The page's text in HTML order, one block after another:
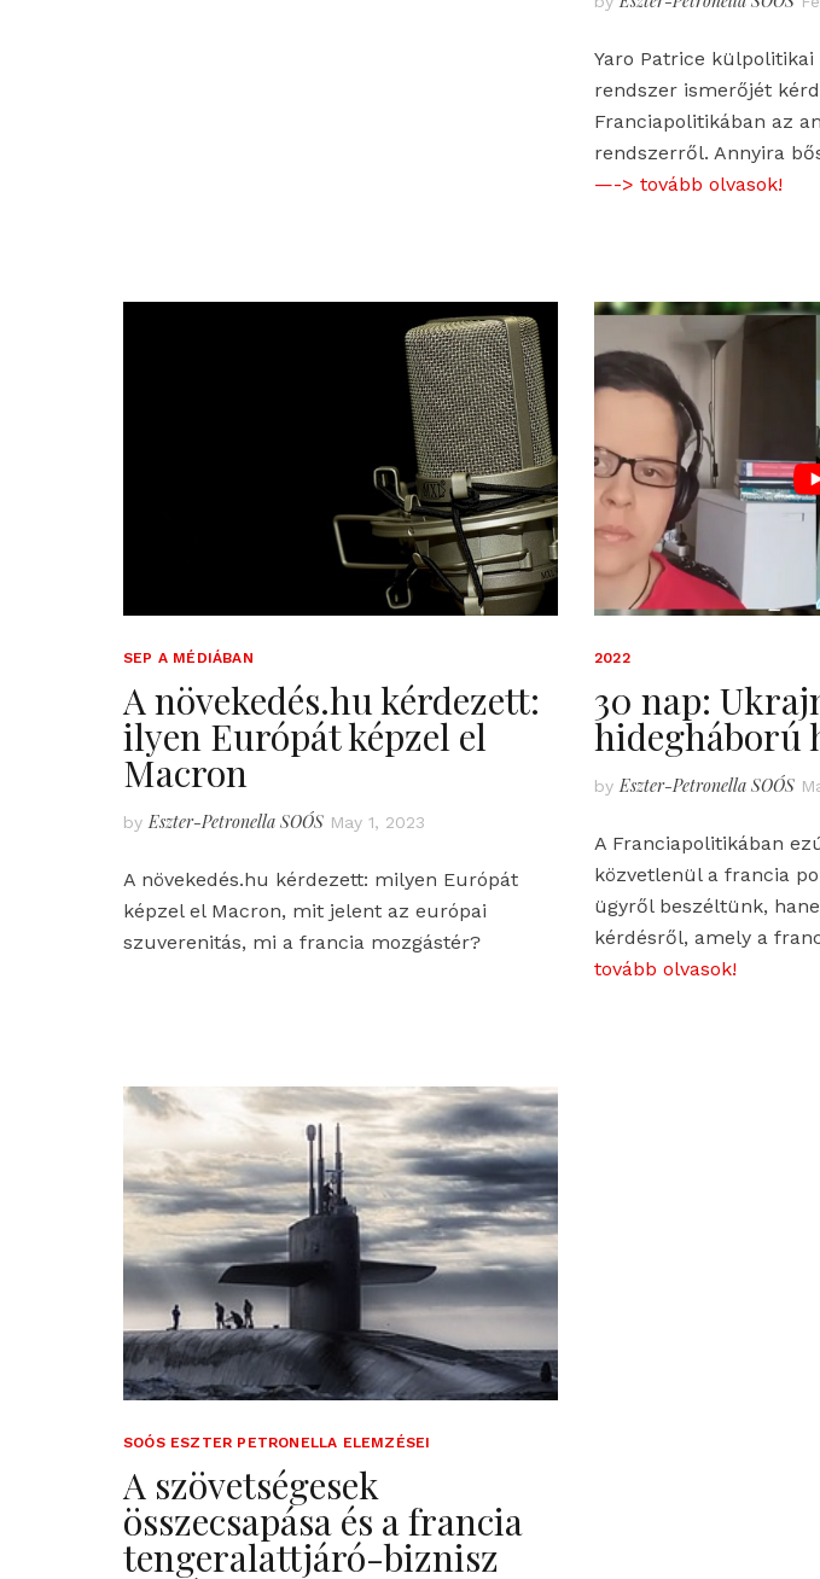
Yaro Patrice
rendszer ismerőjét
Franciapolitikában az
rendszerről. Annyira
—-> tovább olvasok!
SEP A MÉDIÁBAN
A növekedés.hu kérdezett:
ilyen Európát képzel el
Macron
by Eszter-Petronella SOÓS May 1, 2023
A növekedés.hu kérdezett: milyen Európát
képzel el Macron, mit jelent az európai
szuverenitás, mi a francia mozgástér?
2022
30 nap:
hidegháború
by Eszter-Petronella SOÓS
A Franciapolitikában
közvetlenül a francia
ügyről beszéltünk,
kérdésről, amely a
tovább olvasok!
SOÓS ESZTER PETRONELLA ELEMZÉSEI
A szövetségesek
összecsapása és a francia
tengeralattjáró-biznisz